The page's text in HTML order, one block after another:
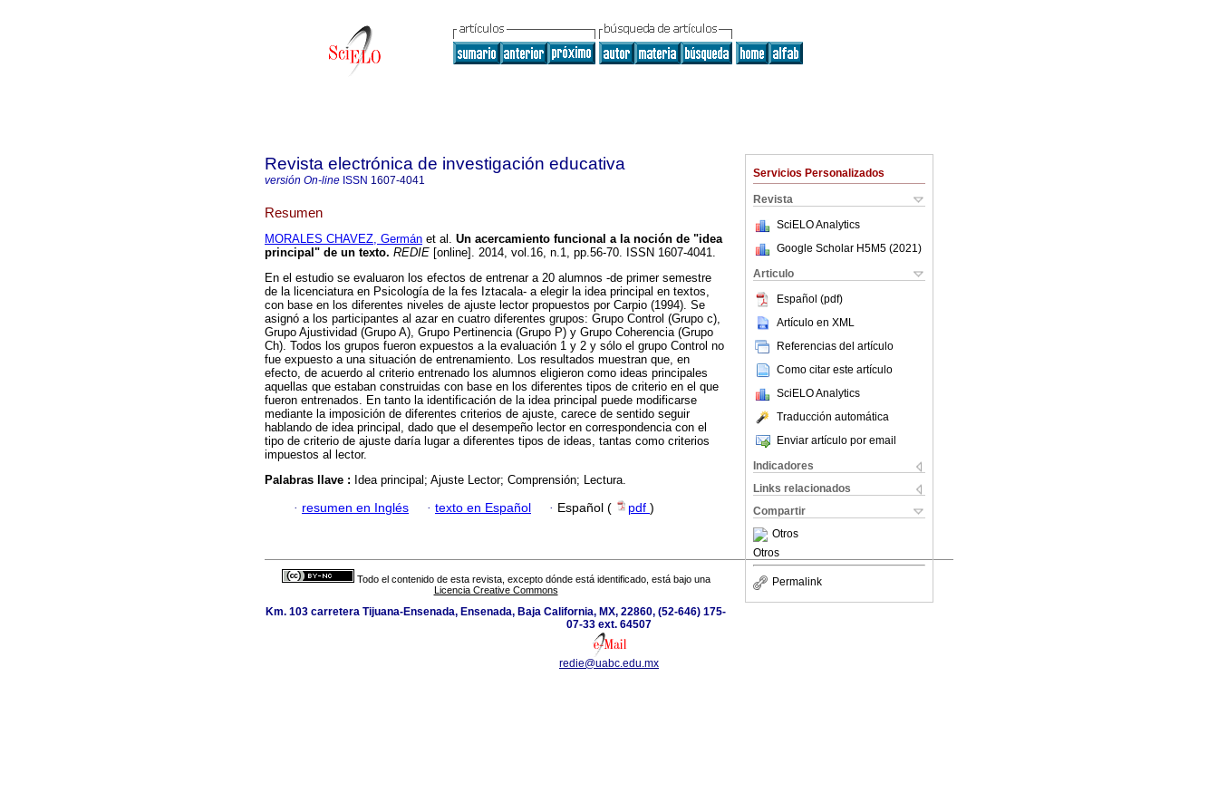
Servicios Personalizados
Revista
SciELO Analytics
Google Scholar H5M5 (2021 )
Articulo
Español (pdf)
Artículo en XML
Referencias del artículo
Como citar este artículo
SciELO Analytics
Traducción automática
Enviar artículo por email
Indicadores
Links relacionados
Compartir
Otros
Otros
Permalink
Revista electrónica de investigación educativa
versión On-line ISSN 1607-4041
Resumen
MORALES CHAVEZ, Germán et al. Un acercamiento funcional a la noción de "idea
principal" de un texto. REDIE [online]. 2014, vol.16, n.1, pp.56-70. ISSN 1607-4041.
En el estudio se evaluaron los efectos de entrenar a 20 alumnos -de primer semestre
de la licenciatura en Psicología de la fes Iztacala- a elegir la idea principal en textos,
con base en los diferentes niveles de ajuste lector propuestos por Carpio (1994). Se
asignó a los participantes al azar en cuatro diferentes grupos: Grupo Control (Grupo c),
Grupo Ajustividad (Grupo A), Grupo Pertinencia (Grupo P) y Grupo Coherencia (Grupo
Ch). Todos los grupos fueron expuestos a la evaluación 1 y 2 y sólo el grupo Control no
fue expuesto a una situación de entrenamiento. Los resultados muestran que, en
efecto, de acuerdo al criterio entrenado los alumnos eligieron como ideas principales
aquellas que estaban construidas con base en los diferentes tipos de criterio en el que
fueron entrenados. En tanto la identificación de la idea principal puede modificarse
mediante la imposición de diferentes criterios de ajuste, carece de sentido seguir
hablando de idea principal, dado que el desempeño lector en correspondencia con el
tipo de criterio de ajuste daría lugar a diferentes tipos de ideas, tantas como criterios
impuestos al lector.
Palabras llave : Idea principal; Ajuste Lector; Comprensión; Lectura.
· resumen en Inglés · texto en Español · Español ( pdf )
Todo el contenido de esta revista, excepto dónde está identificado, está bajo una
Licencia Creative Commons
Km. 103 carretera Tijuana-Ensenada, Ensenada, Baja California, MX, 22860, (52-646) 175-
07-33 ext. 64507
redie@uabc.edu.mx